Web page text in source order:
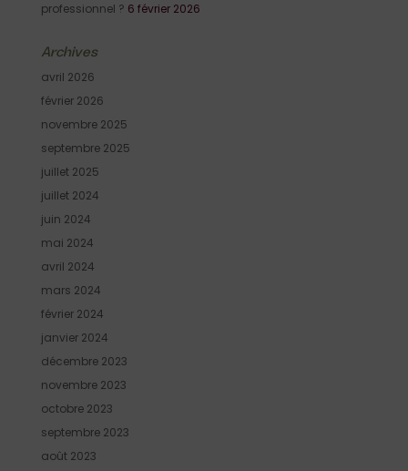
professionnel ? 6 février 2026
Archives
avril 2026
février 2026
novembre 2025
septembre 2025
juillet 2025
juillet 2024
juin 2024
mai 2024
avril 2024
mars 2024
février 2024
janvier 2024
décembre 2023
novembre 2023
octobre 2023
septembre 2023
août 2023